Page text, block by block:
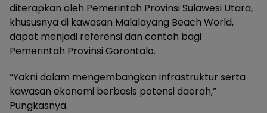
diterapkan oleh Pemerintah Provinsi Sulawesi Utara,
khususnya di kawasan Malalayang Beach World,
dapat menjadi referensi dan contoh bagi
Pemerintah Provinsi Gorontalo.
“Yakni dalam mengembangkan infrastruktur serta
kawasan ekonomi berbasis potensi daerah,”
Pungkasnya.